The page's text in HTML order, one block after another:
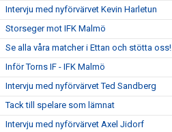
Intervju med nyförvärvet Kevin Harletun
Storseger mot IFK Malmö
Se alla våra matcher i Ettan och stötta oss!
Inför Torns IF - IFK Malmö
Intervju med nyförvärvet Ted Sandberg
Tack till spelare som lämnat
Intervju med nyförvärvet Axel Jidorf